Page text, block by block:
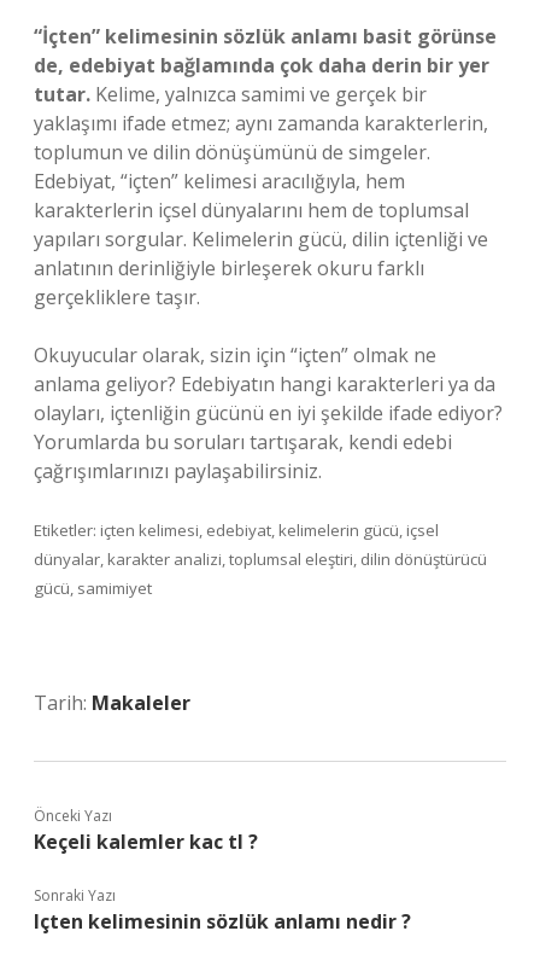
“İçten” kelimesinin sözlük anlamı basit görünse
de, edebiyat bağlamında çok daha derin bir yer
tutar. Kelime, yalnızca samimi ve gerçek bir
yaklaşımı ifade etmez; aynı zamanda karakterlerin,
toplumun ve dilin dönüşümünü de simgeler.
Edebiyat, “içten” kelimesi aracılığıyla, hem
karakterlerin içsel dünyalarını hem de toplumsal
yapıları sorgular. Kelimelerin gücü, dilin içtenliği ve
anlatının derinliğiyle birleşerek okuru farklı
gerçekliklere taşır.
Okuyucular olarak, sizin için “içten” olmak ne
anlama geliyor? Edebiyatın hangi karakterleri ya da
olayları, içtenliğin gücünü en iyi şekilde ifade ediyor?
Yorumlarda bu soruları tartışarak, kendi edebi
çağrışımlarınızı paylaşabilirsiniz.
Etiketler: içten kelimesi, edebiyat, kelimelerin gücü, içsel
dünyalar, karakter analizi, toplumsal eleştiri, dilin dönüştürücü
gücü, samimiyet
Tarih: Makaleler
Önceki Yazı
Keçeli kalemler kac tl ?
Sonraki Yazı
Içten kelimesinin sözlük anlamı nedir ?